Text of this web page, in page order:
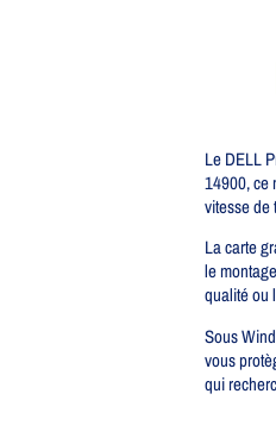
Le DELL
14900, ce
vitesse de
La carte
le
qualité ou
Sous
vous
qui